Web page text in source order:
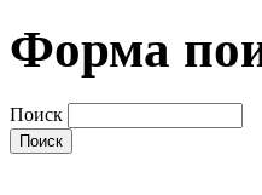
Форма
Поиск